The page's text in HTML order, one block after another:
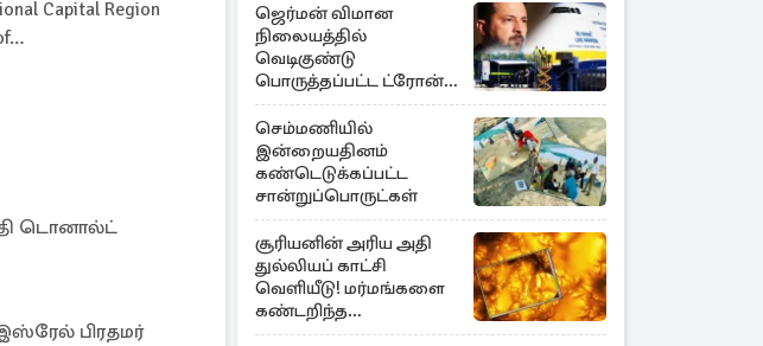
Capital Region
டொனால்ட்
பிரதமர்
ஜெர்மன் விமான
நிலையத்தில்
வெடிகுண்டு
பொருத்தப்பட்ட ட்ரோன்!
தப்பியது உக்ரைன்
விமானம்
செம்மணியில்
இன்றையதினம்
கண்டெடுக்கப்பட்ட
சான்றுப்பொருட்கள்
சூரியனின் அரிய அதி
துல்லியப் காட்சி
வெளியீடு! மர்மங்களை
கண்டறிந்த
விஞ்ஞானிகள்